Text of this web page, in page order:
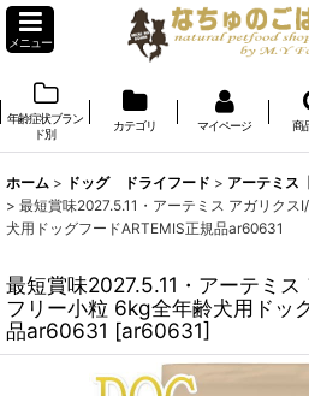
メニュー
年齢症状ブラン
ド別
カテゴリ マイページ 商
ホーム > ドッグ ドライフード > アーテミス
> 最短賞味2027.5.11・アーテミス アガリク
犬用ドッグフードARTEMIS正規品ar60631
最短賞味2027.5.11・アーテミ
フリー小粒 6kg全年齢犬用ドッ
品ar60631 [ar60631]